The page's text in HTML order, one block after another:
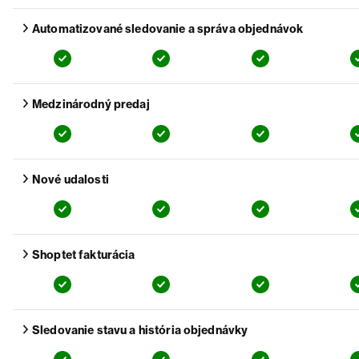
Automatizované sledovanie a správa objednávok
Zobraziť detail funkcie
Free Basic Business
Medzinárodný predaj
Zobraziť detail funkcie
Free Basic Business
Nové udalosti
Zobraziť detail funkcie
Free Basic Business
Shoptet fakturácia
Zobraziť detail funkcie
Free Basic Business
Sledovanie stavu a história objednávky
Zobraziť detail funkcie